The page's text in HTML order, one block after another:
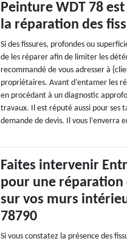
Peinture WDT 78
la réparation des
Si des fissures, profondes ou
de les réparer afin de limiter les
recommandé de vous adresser à
propriétaires. Avant d’entamer les
en procédant à un diagnostic
travaux. Il est réputé aussi pour ses
demande de devis. Il vous l’enverra
Faites intervenir
pour une réparation
sur vos murs
78790
Si vous constatez la présence des